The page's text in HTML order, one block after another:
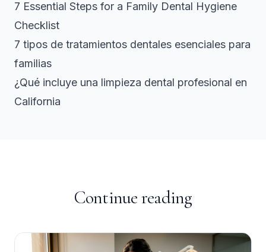
7 Essential Steps for a Family Dental Hygiene
Checklist
7 tipos de tratamientos dentales esenciales para
familias
¿Qué incluye una limpieza dental profesional en
California
Continue reading